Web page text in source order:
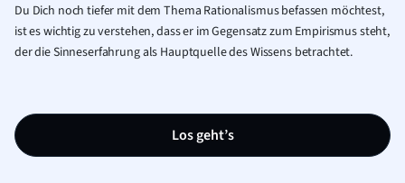
Du Dich noch tiefer mit dem Thema Rationalismus befassen möchtest,
ist es wichtig zu verstehen, dass er im Gegensatz zum Empirismus steht,
der die Sinneserfahrung als Hauptquelle des Wissens betrachtet.
Los geht’s